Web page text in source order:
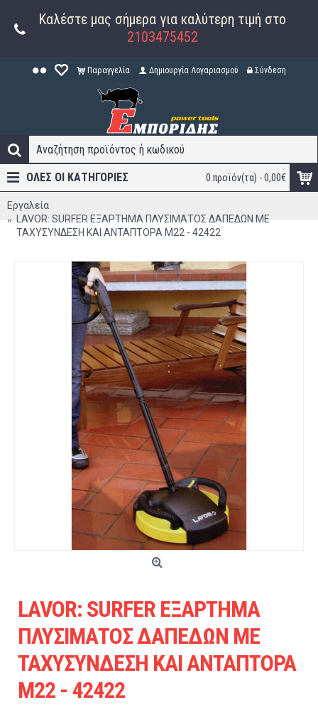
Καλέστε μας σήμερα για καλύτερη τιμή στο
2103475452
Παραγγελία Δημιουργία Λογαριασμού Σύνδεση
0 προϊόν(τα) - 0,00€
ΟΛΕΣ ΟΙ ΚΑΤΗΓΟΡΊΕΣ
Εργαλεία
LAVOR: SURFER ΕΞΑΡΤΗΜΑ ΠΛΥΣΙΜΑΤΟΣ ΔΑΠΕΔΩΝ ΜΕ
ΤΑΧΥΣΥΝΔΕΣΗ ΚΑΙ ΑΝΤΑΠΤΟΡΑ Μ22 - 42422
LAVOR: SURFER ΕΞΑΡΤΗΜΑ
ΠΛΥΣΙΜΑΤΟΣ ΔΑΠΕΔΩΝ ΜΕ
ΤΑΧΥΣΥΝΔΕΣΗ ΚΑΙ ΑΝΤΑΠΤΟΡΑ
Μ22 - 42422